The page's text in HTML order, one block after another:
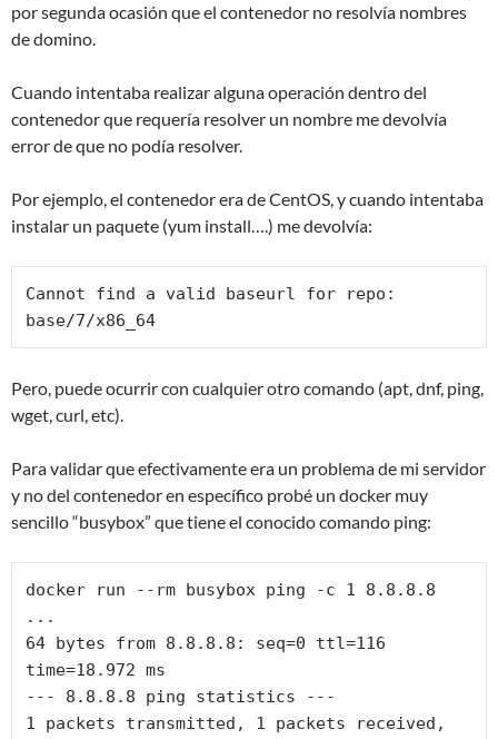
por segunda ocasión que el contenedor no resolvía nombres
de domino.
Cuando intentaba realizar alguna operación dentro del
contenedor que requería resolver un nombre me devolvía
error de que no podía resolver.
Por ejemplo, el contenedor era de CentOS, y cuando intentaba
instalar un paquete (yum install….) me devolvía:
Cannot find a valid baseurl for repo:
base/7/x86_64
Pero, puede ocurrir con cualquier otro comando (apt, dnf, ping,
wget, curl, etc).
Para validar que efectivamente era un problema de mi servidor
y no del contenedor en específico probé un docker muy
sencillo “busybox” que tiene el conocido comando ping:
docker run --rm busybox ping -c 1 8.8.8.8
...
64 bytes from 8.8.8.8: seq=0 ttl=116
time=18.972 ms
--- 8.8.8.8 ping statistics ---
1 packets transmitted, 1 packets received,